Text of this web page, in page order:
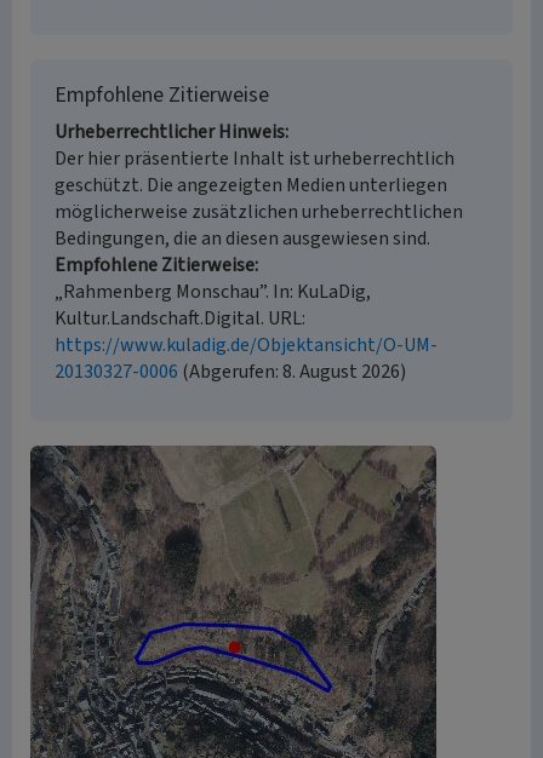
Empfohlene Zitierweise
Urheberrechtlicher Hinweis
Der hier präsentierte Inhalt ist urheberrechtlich
geschützt. Die angezeigten Medien unterliegen
möglicherweise zusätzlichen urheberrechtlichen
Bedingungen, die an diesen ausgewiesen sind.
Empfohlene Zitierweise
„Rahmenberg Monschau”. In: KuLaDig,
Kultur.Landschaft.Digital. URL:
https://www.kuladig.de/Objektansicht/O-UM-
20130327-0006 (Abgerufen: 8. August 2026)